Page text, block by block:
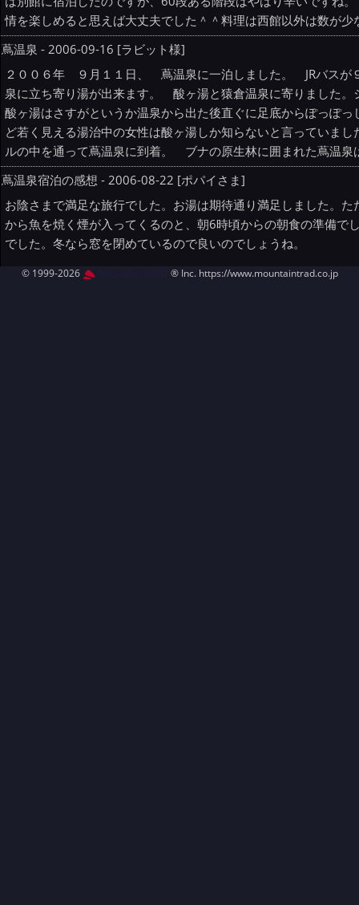
情を楽しめると思えば大丈夫でした＾＾料理は西館以外は数が
蔦温泉 - 2006-09-16 [ラビット様]
２００６年 ９月１１日、 蔦温泉に一泊しました。 JRバスが
泉に立ち寄り湯が出来ます。 酸ヶ湯と猿倉温泉に寄りまし
酸ヶ湯はさすがというか温泉から出た後直ぐに足底からぽっぽ
ど若く見える湯治中の女性は酸ヶ湯しか知らないと言っていま
ルの中を通って蔦温泉に到着。 ブナの原生林に囲まれた蔦温
蔦温泉宿泊の感想 - 2006-08-22 [ポパイさま]
お陰さまで満足な旅行でした。お湯は期待通り満足しました。
から魚を焼く煙が入ってくるのと、朝6時頃からの朝食の準備で
でした。冬なら窓を閉めているので良いのでしょうね。
© 1999-2026 MountAin TRAD ® Inc. https://www.mountaintrad.co.jp